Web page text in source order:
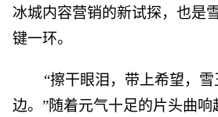
冰城内容营销的新试探，也是
键一环。
“擦干眼泪，带上希望，
边。”随着元气十足的片头曲响